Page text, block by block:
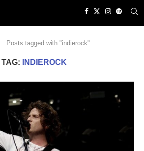
Posts tagged with "indierock"
TAG: INDIEROCK